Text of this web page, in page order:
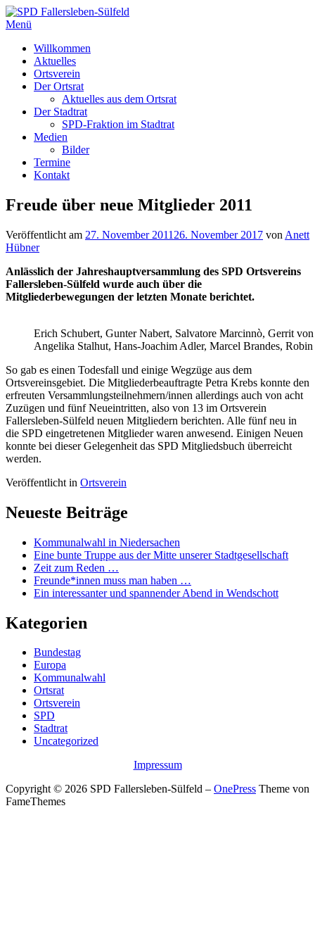
Zum
Inhalt
Menü
Willkommen
Aktuelles
Ortsverein
Der Ortsrat
Aktuelles aus dem Ortsrat
Der Stadtrat
SPD-Fraktion im Stadtrat
Medien
Bilder
Termine
Kontakt
Freude über neue Mitglieder 2011
Veröffentlicht am 27. November 2011 26. November 2017 von Anett
Hübner
Anlässlich der Jahreshauptversammlung des SPD Ortsvereins
Fallersleben-Sülfeld wurde auch über die
Mitgliederbewegungen der letzten Monate berichtet.
Erich Schubert, Gunter Nabert, Salvatore Marcinnò, Gerrit
Angelika Stalhut, Hans-Joachim Adler, Marcel Brandes, Robin
So gab es einen Todesfall und einige Wegzüge aus dem
Ortsvereinsgebiet. Die Mitgliederbeauftragte Petra Krebs konnte den
erfreuten Versammlungsteilnehmern/innen allerdings auch von acht
Zuzügen und fünf Neueintritten, also von 13 im Ortsverein
Fallersleben-Sülfeld neuen Mitgliedern berichten. Alle fünf neu in
die SPD eingetretenen Mitglieder waren anwesend. Einigen Neuen
konnte bei dieser Gelegenheit das SPD Mitgliedsbuch überreicht
werden.
Veröffentlicht in Ortsverein
Neueste Beiträge
Kommunalwahl in Niedersachen
Eine bunte Truppe aus der Mitte unserer Stadtgesellschaft
Zeit zum Reden …
Freunde*innen muss man haben …
Ein interessanter und spannender Abend in Wendschott
Kategorien
Bundestag
Europa
Kommunalwahl
Ortsrat
Ortsverein
SPD
Stadtrat
Uncategorized
Impressum
Copyright © 2026 SPD Fallersleben-Sülfeld – OnePress Theme von
FameThemes